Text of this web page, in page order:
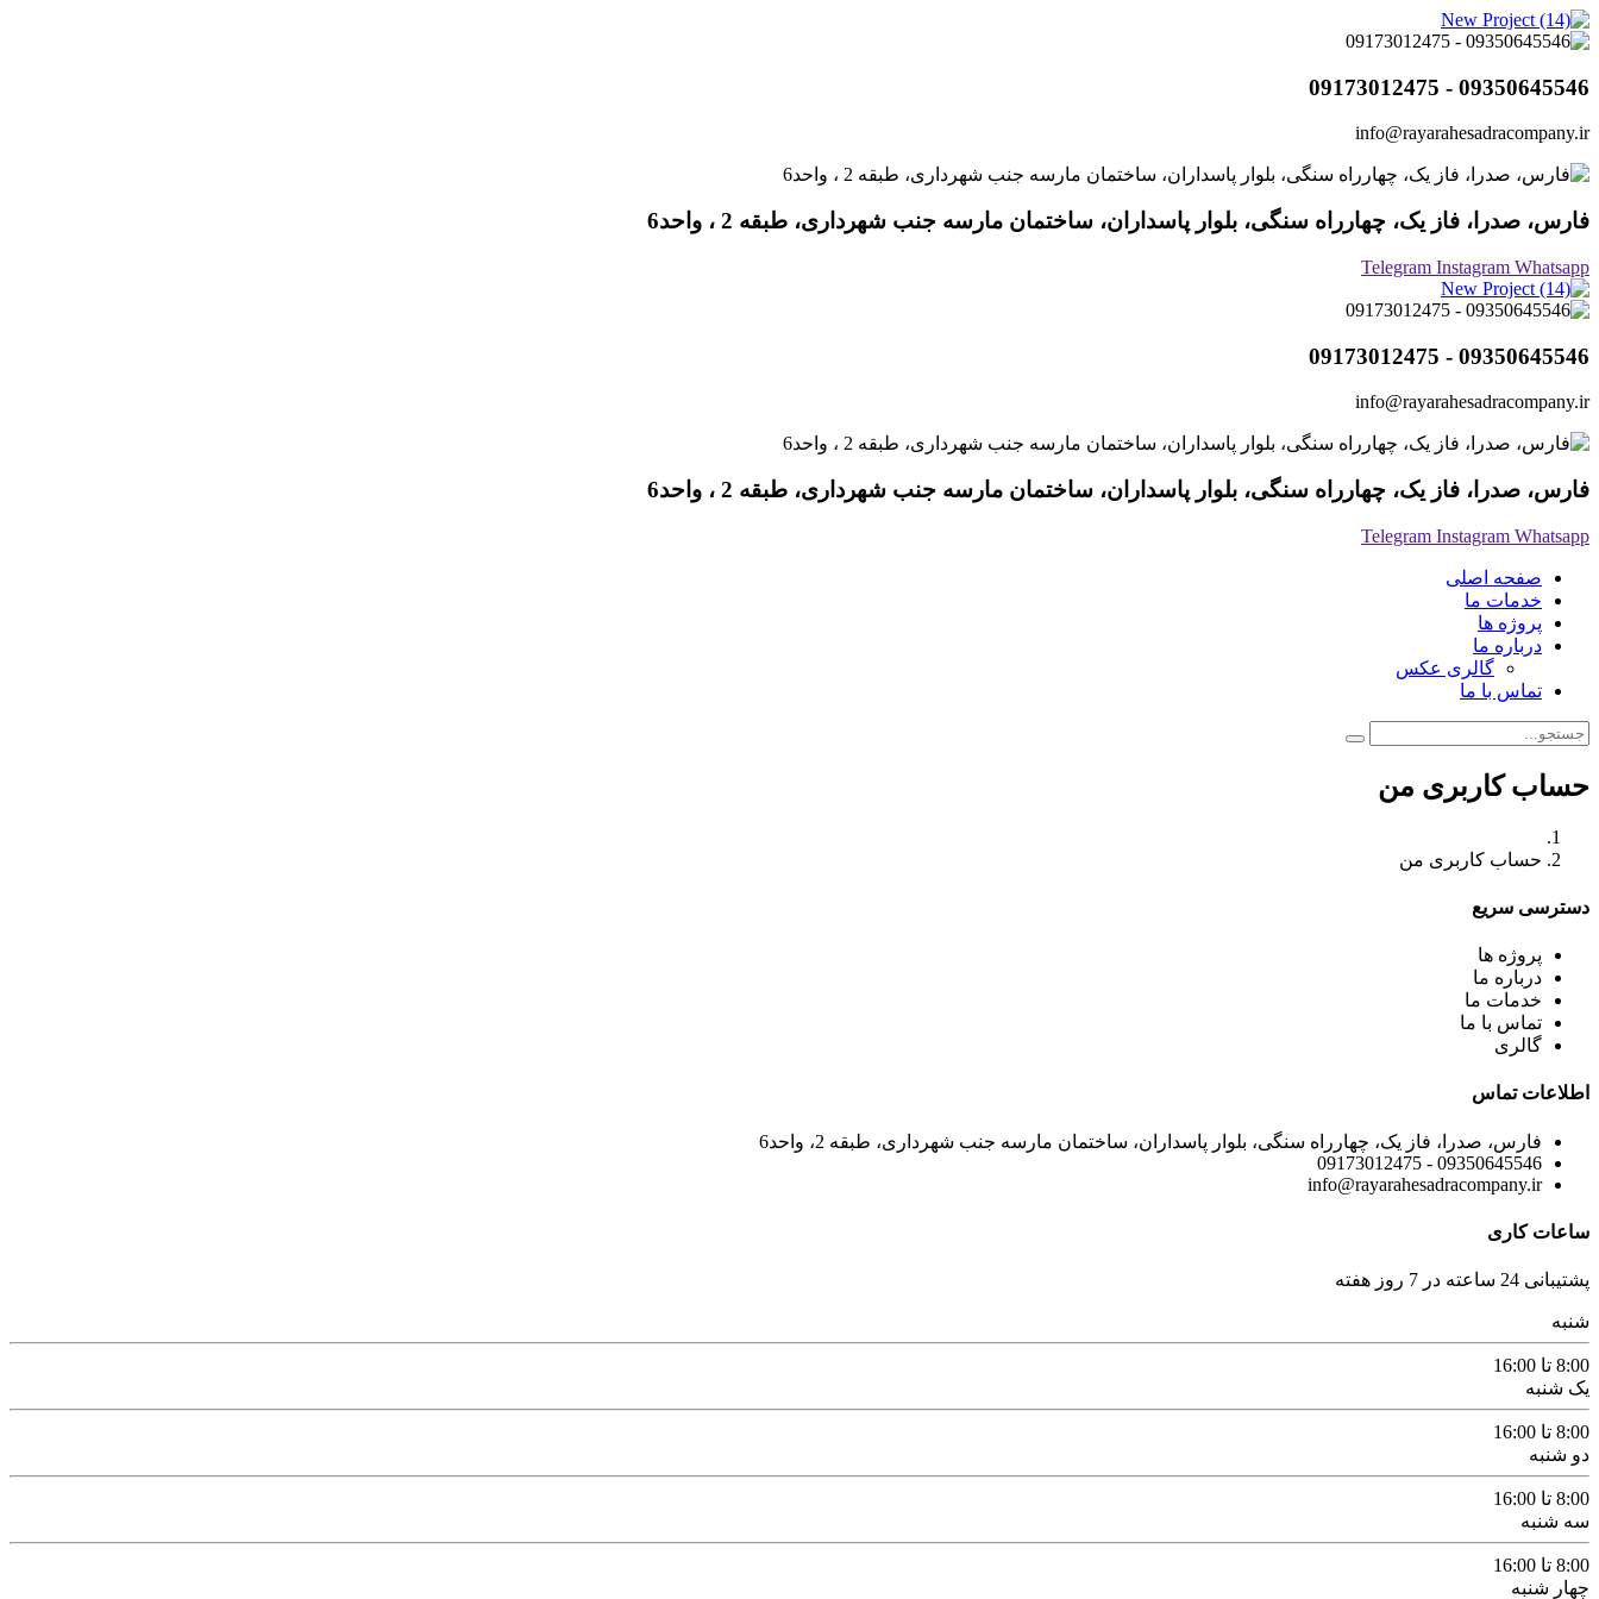
09350645546 - 09173012475
info@rayarahesadracompany.ir
فارس، صدرا، فاز یک، چهارراه سنگی، بلوار پاسداران، ساختمان مارسه جنب شهرداری، طبقه 2 ، واحد6
Telegram Instagram Whatsapp
09350645546 - 09173012475
info@rayarahesadracompany.ir
فارس، صدرا، فاز یک، چهارراه سنگی، بلوار پاسداران، ساختمان مارسه جنب شهرداری، طبقه 2 ، واحد6
Telegram Instagram Whatsapp
صفحه اصلی
خدمات ما
پروژه ها
درباره ما
گالری عکس
تماس با ما
حساب کاربری من
حساب کاربری من
دسترسی سریع
پروژه ها
درباره ما
خدمات ما
تماس با ما
گالری
اطلاعات تماس
فارس، صدرا، فاز یک، چهارراه سنگی، بلوار پاسداران، ساختمان مارسه جنب شهرداری، طبقه 2، واحد6
09350645546 - 09173012475
info@rayarahesadracompany.ir
ساعات کاری
پشتیبانی 24 ساعته در 7 روز هفته
شنبه
8:00 تا 16:00
یک شنبه
8:00 تا 16:00
دو شنبه
8:00 تا 16:00
سه شنبه
8:00 تا 16:00
چهار شنبه